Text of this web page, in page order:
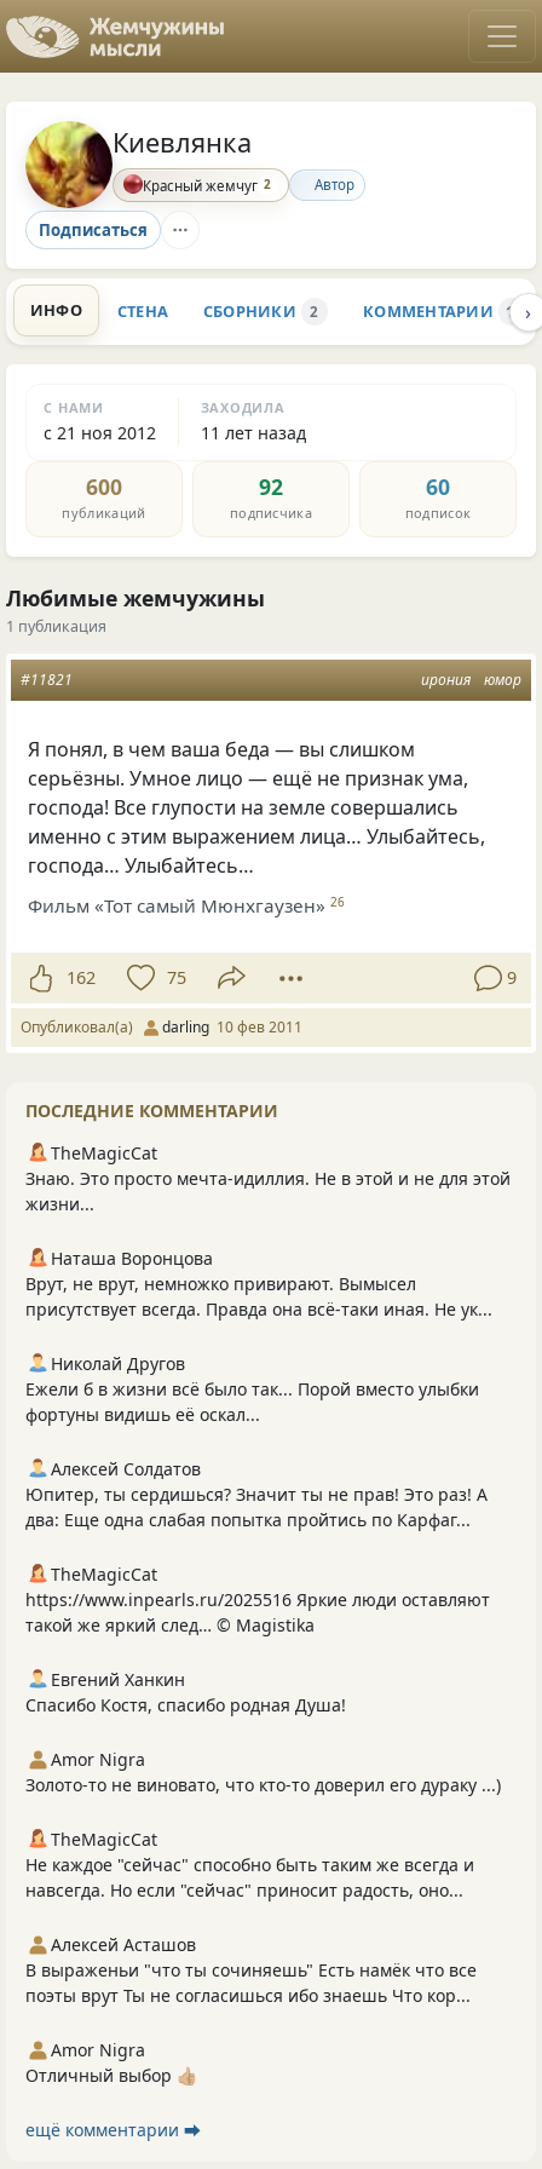
Киевлянка
Красный жемчуг 2 Автор
Подписаться
ИНФО СТЕНА СБОРНИКИ 2 КОММЕНТАРИИ ›
С НАМИ
с 21 ноя 2012
ЗАХОДИЛА
11 лет назад
600
публикаций
92
подписчика
60
подписок
Любимые жемчужины
1 публикация
ирония юмор
#11821
Я понял, в чем ваша беда — вы слишком
серьёзны. Умное лицо — ещё не признак ума,
господа! Все глупости на земле совершались
именно с этим выражением лица… Улыбайтесь,
господа… Улыбайтесь…
Фильм «Тот самый Мюнхгаузен» 26
162 75 9
Опубликовал(а) darling 10 фев 2011
ПОСЛЕДНИЕ КОММЕНТАРИИ
TheMagicCat
Знаю. Это просто мечта-идиллия. Не в этой и не для этой
жизни...
Наташа Воронцова
Врут, не врут, немножко привирают. Вымысел
присутствует всегда. Правда она всё-таки иная. Не ук...
Николай Другов
Ежели б в жизни всё было так... Порой вместо улыбки
фортуны видишь её оскал...
Алексей Солдатов
Юпитер, ты сердишься? Значит ты не прав! Это раз! А
два: Еще одна слабая попытка пройтись по Карфаг...
TheMagicCat
https://www.inpearls.ru/2025516 Яркие люди оставляют
такой же яркий след… © Magistika
Евгений Ханкин
Спасибо Костя, спасибо родная Душа!
Amor Nigra
Золото-то не виновато, что кто-то доверил его дураку ...)
TheMagicCat
Не каждое "сейчас" способно быть таким же всегда и
навсегда. Но если "сейчас" приносит радость, оно...
Алексей Асташов
В выраженьи "что ты сочиняешь" Есть намёк что все
поэты врут Ты не согласишься ибо знаешь Что кор...
Amor Nigra
Отличный выбор 👍🏼
ещё комментарии ⮕